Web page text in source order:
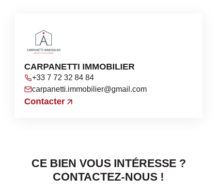
CARPANETTI IMMOBILIER
+33 7 72 32 84 84
carpanetti.immobilier@gmail.com
Contacter
CE BIEN VOUS INTÉRESSE ?
CONTACTEZ-NOUS !